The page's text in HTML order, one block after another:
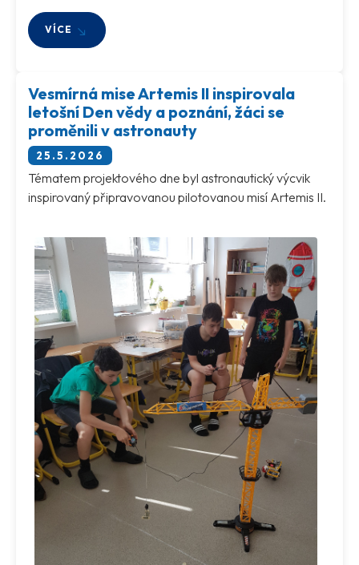
VÍCE
Vesmírná mise Artemis II inspirovala
letošní Den vědy a poznání, žáci se
proměnili v astronauty
25.5.2026
Tématem projektového dne byl astronautický výcvik
inspirovaný připravovanou pilotovanou misí Artemis II.